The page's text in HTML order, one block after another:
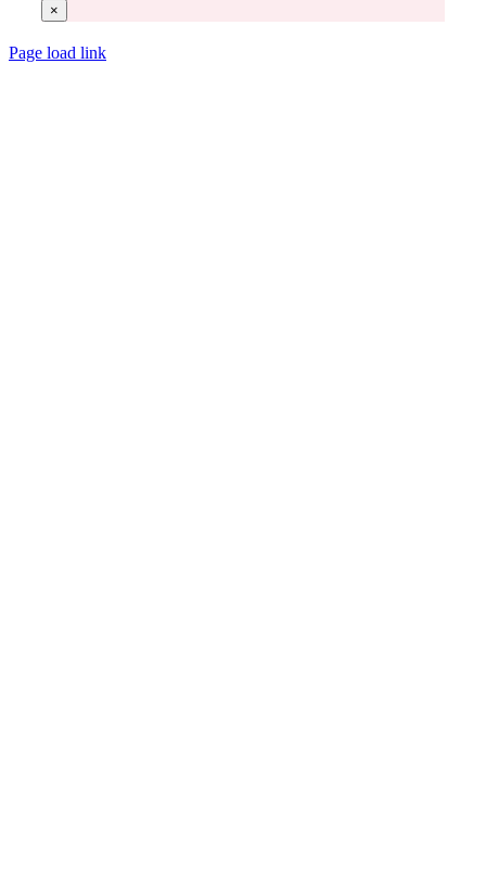
×
Page load link